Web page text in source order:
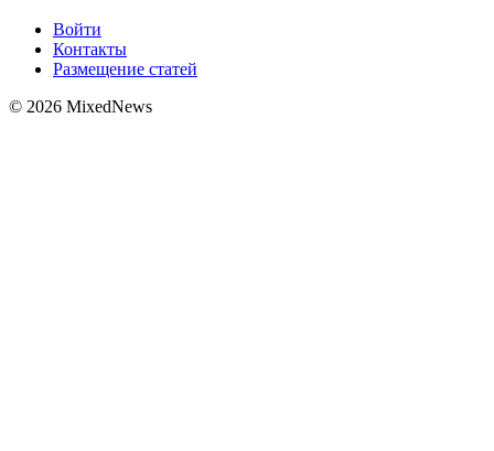
Войти
Контакты
Размещение статей
© 2026 MixedNews